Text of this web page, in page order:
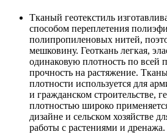
Тканый геотекстиль
способом переплетения
полипропиленовых нитей,
мешковину. Геоткань легкая,
одинаковую плотность по всей
прочность на растяжение.
плотности используется для
и гражданском строительстве,
плотностью широко
дизайне и сельском хозяйстве
работы с растениями и дренажа.